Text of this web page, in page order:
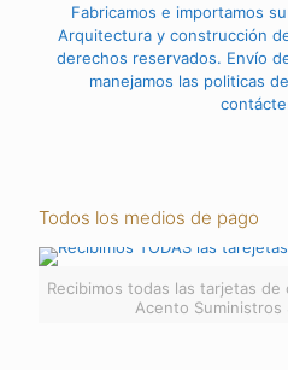
Fabricamos e importamos
Arquitectura y construcción
derechos reservados. Envío
manejamos las politicas
Todos los medios de pago
Recibimos todas las tarjetas
Acento Suministros